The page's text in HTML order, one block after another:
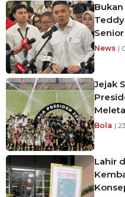
News |
Jejak
Bola |
Lahir